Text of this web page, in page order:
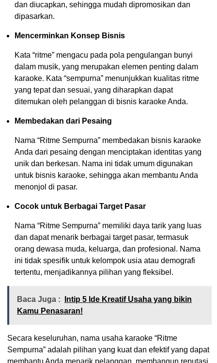
dan diucapkan, sehingga mudah dipromosikan dan
dipasarkan.
Mencerminkan Konsep Bisnis
Kata “ritme” mengacu pada pola pengulangan bunyi
dalam musik, yang merupakan elemen penting dalam
karaoke. Kata “sempurna” menunjukkan kualitas ritme
yang tepat dan sesuai, yang diharapkan dapat
ditemukan oleh pelanggan di bisnis karaoke Anda.
Membedakan dari Pesaing
Nama “Ritme Sempurna” membedakan bisnis karaoke
Anda dari pesaing dengan menciptakan identitas yang
unik dan berkesan. Nama ini tidak umum digunakan
untuk bisnis karaoke, sehingga akan membantu Anda
menonjol di pasar.
Cocok untuk Berbagai Target Pasar
Nama “Ritme Sempurna” memiliki daya tarik yang luas
dan dapat menarik berbagai target pasar, termasuk
orang dewasa muda, keluarga, dan profesional. Nama
ini tidak spesifik untuk kelompok usia atau demografi
tertentu, menjadikannya pilihan yang fleksibel.
Baca Juga :
Intip 5 Ide Kreatif Usaha yang bikin
Kamu Penasaran!
Secara keseluruhan, nama usaha karaoke “Ritme
Sempurna” adalah pilihan yang kuat dan efektif yang dapat